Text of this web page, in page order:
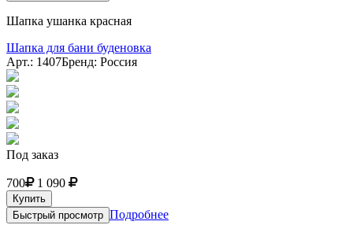
Шапка ушанка красная
Шапка для бани буденовка
Арт.: 1407Бренд: Россия
Под заказ
700 1 090
Купить
Быстрый просмотр Подробнее